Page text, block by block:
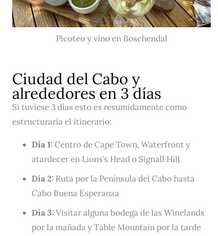
Picoteo y vino en Boschendal
Ciudad del Cabo y
alrededores en 3 días
Si tuviese 3 días esto es resumidamente como
estructuraría el itinerario:
Día 1: Centro de Cape Town, Waterfront y
atardecer en Lions’s Head o Signall Hill
Día 2: Ruta por la Península del Cabo hasta
Cabo Buena Esperanza
Día 3: Visitar alguna bodega de las Winelands
por la mañada y Table Mountain por la tarde